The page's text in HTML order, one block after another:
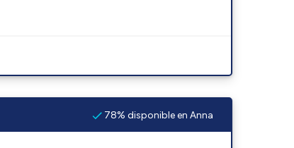
78% disponible en Anna